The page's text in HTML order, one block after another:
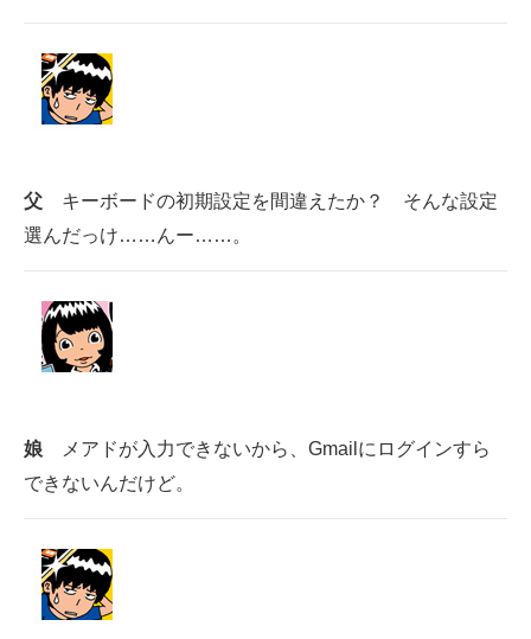
父 キーボードの初期設定を間違えたか？ そんな設定
選んだっけ……んー……。
娘 メアドが入力できないから、Gmailにログインすら
できないんだけど。